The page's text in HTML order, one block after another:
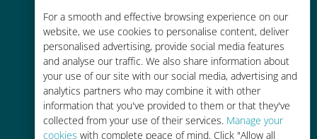
For a smooth and effective browsing experience on our
website, we use cookies to personalise content, deliver
personalised advertising, provide social media features
and analyse our traffic. We also share information about
your use of our site with our social media, advertising and
analytics partners who may combine it with other
information that you've provided to them or that they've
collected from your use of their services. Manage your
cookies with complete peace of mind. Click "Allow all
Rentable
Hasta un 90% más barato que los
costes de itinerancia con su
operador actual